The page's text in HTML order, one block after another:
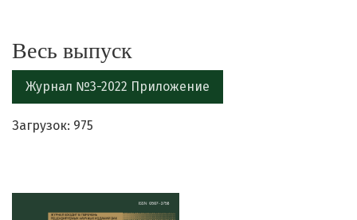
Весь выпуск
Журнал №3-2022 Приложение
Загрузок: 975